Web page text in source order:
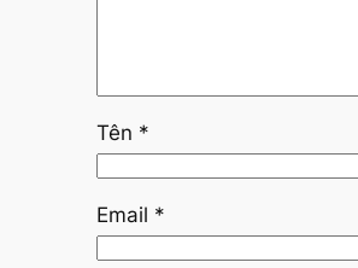
Tên *
Email *